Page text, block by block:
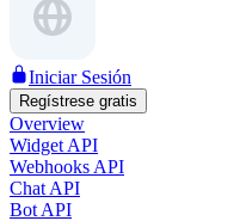
Iniciar Sesión
Regístrese gratis
Overview
Widget API
Webhooks API
Chat API
Bot API